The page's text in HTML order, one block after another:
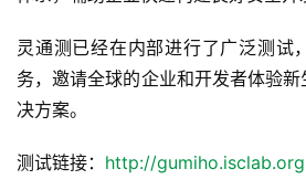
灵通测已经在内部进行了广泛测试
务，邀请全球的企业和开发者体验
决方案。
测试链接： http://